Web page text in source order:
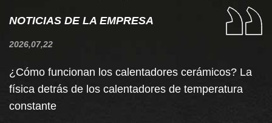
NOTICIAS DE LA EMPRESA
2026,07,22
¿Cómo funcionan los calentadores cerámicos? La
física detrás de los calentadores de temperatura
constante